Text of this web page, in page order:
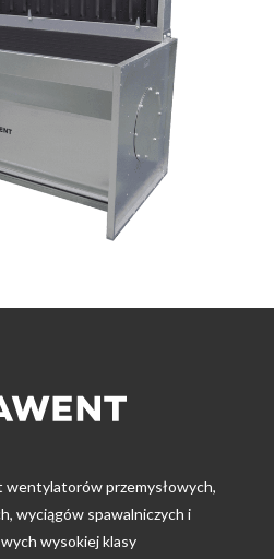
przemysłowych,
wyciągów spawalniczych i
wysokiej klasy